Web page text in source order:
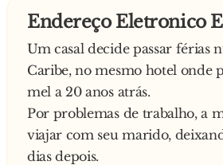
terapias acontecem em um
Você é sempre convidado
only" ...
Você conta o tempo que a
ao jogador numa partida de
ASTERÍSTICO?
Endereço Eletronico
Um casal decide passar férias
Caribe, no mesmo hotel onde
mel a 20 anos atrás.
Por problemas de trabalho, a
viajar com seu marido,
dias depois.